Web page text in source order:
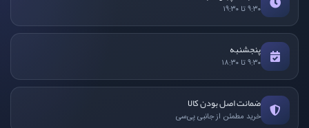
۹:۳۰ تا ۱۹:۳۰
پنجشنبه
۹:۳۰ تا ۱۸:۳۰
ضمانت اصل بودن کالا
خرید مطمئن از جانبی پی‌سی